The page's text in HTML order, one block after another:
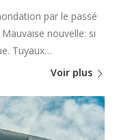
par le passé
nouvelle: si
Tuyaux…
Voir plus